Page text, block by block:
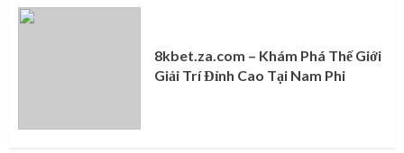
8kbet.za.com – Khám Phá Thế Giới
Giải Trí Đỉnh Cao Tại Nam Phi